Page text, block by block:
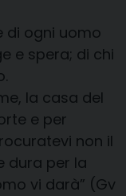
di ogni uomo
e spera; di chi
la casa del
e per
non il
dura per la
vi darà” (Gv